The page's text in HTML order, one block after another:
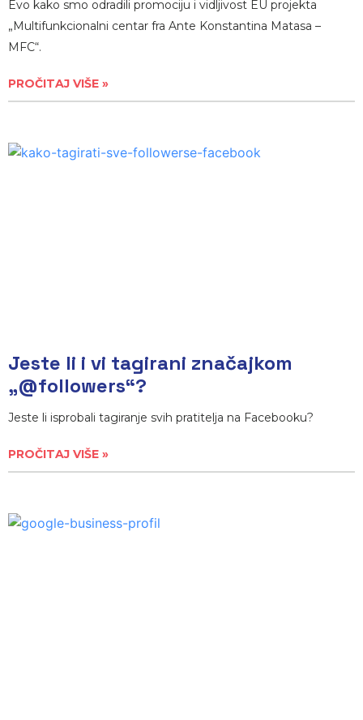
Evo kako smo odradili promociju i vidljivost EU projekta
„Multifunkcionalni centar fra Ante Konstantina Matasa –
MFC“.
PROČITAJ VIŠE »
Jeste li i vi tagirani značajkom
„@followers“?
Jeste li isprobali tagiranje svih pratitelja na Facebooku?
PROČITAJ VIŠE »